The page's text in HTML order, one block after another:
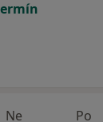
Ne Po